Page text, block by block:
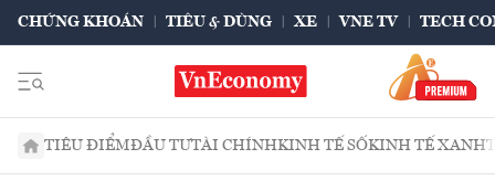
CHỨNG KHOÁN TIÊU & DÙNG XE VNE TV TECH
TIÊU ĐIỂMĐẦU TƯTÀI CHÍNHKINH TẾ SỐKINH TẾ XANH